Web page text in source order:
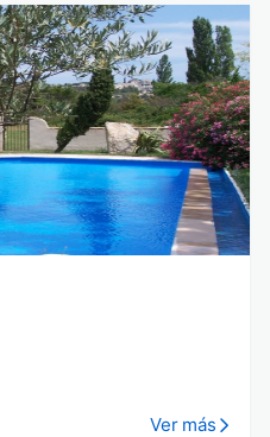
Ver más